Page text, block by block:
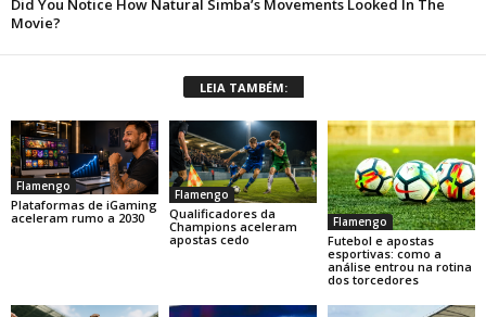
LEIA TAMBÉM:
Flamengo
Plataformas de iGaming
aceleram rumo a 2030
Flamengo
Qualificadores da
Champions aceleram
apostas cedo
Flamengo
Futebol e apostas
esportivas: como a
análise entrou na rotina
dos torcedores